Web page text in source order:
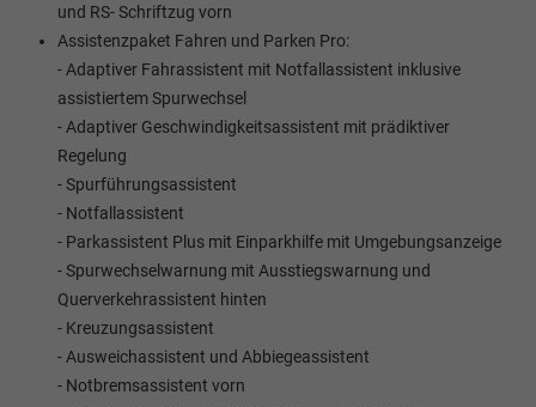
und RS- Schriftzug vorn
Assistenzpaket Fahren und Parken Pro:
- Adaptiver Fahrassistent mit Notfallassistent inklusive
assistiertem Spurwechsel
- Adaptiver Geschwindigkeitsassistent mit prädiktiver
Regelung
- Spurführungsassistent
- Notfallassistent
- Parkassistent Plus mit Einparkhilfe mit Umgebungsanzeige
- Spurwechselwarnung mit Ausstiegswarnung und
Querverkehrassistent hinten
- Kreuzungsassistent
- Ausweichassistent und Abbiegeassistent
- Notbremsassistent vorn